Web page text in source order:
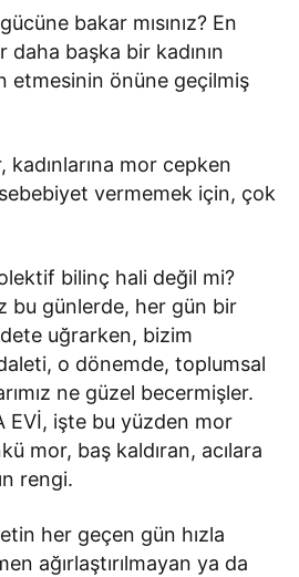
bakar mısınız? En
daha başka bir kadının
etmesinin önüne geçilmiş
kadınlarına mor cepken
vermemek için, çok
bilinç hali değil mi?
bu günlerde, her gün bir
uğrarken, bizim
o dönemde, toplumsal
ne güzel becermişler.
EVİ, işte bu yüzden mor
mor, baş kaldıran, acılara
rengi.
her geçen gün hızla
ağırlaştırılmayan ya da